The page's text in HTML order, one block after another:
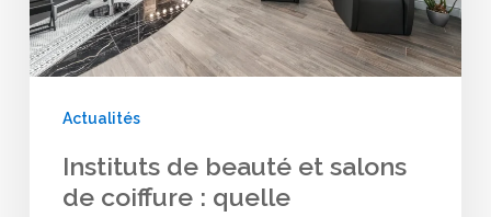
coiffure
:
réglementation
Actualités
Instituts de beauté et salons
de coiffure : quelle